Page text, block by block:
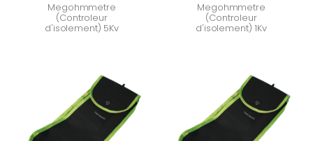
Megohmmetre
(Controleur
d'isolement) 5Kv
Megohmmetre
(Controleur
d'isolement) 1Kv